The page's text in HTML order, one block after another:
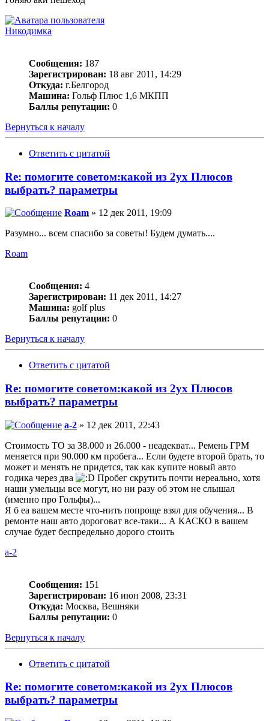
Никодимка
Сообщения: 187
Зарегистрирован: 18 авг 2011, 14:29
Откуда: г.Белгород
Машина: Гольф Плюс 1,6 МКПП
Баллы репутации: 0
Вернуться к началу
Ответить с цитатой
Re: помогите советом:какой из 2ух Плюсов
выбрать? параметры
Roam » 12 дек 2011, 19:09
Разумно... всем спасибо за советы! Будем думать....
Roam
Сообщения: 4
Зарегистрирован: 11 дек 2011, 14:27
Машина: golf plus
Баллы репутации: 0
Вернуться к началу
Ответить с цитатой
Re: помогите советом:какой из 2ух Плюсов
выбрать? параметры
a-2 » 12 дек 2011, 22:43
Стоимость ТО за 38.000 и 26.000 - неадекват... Ремень ГРМ
меняется при 90.000 км пробега... Если будете второй брать, то
может и менять не придется, так как купите новый авто
годика через два
Пробег скрутить почти нереально, хотя
наши умельцы все могут, но ни разу об этом не слышал
(именно про Гольфы)...
Я б еа вашем месте что-нить попроще взял для обучения... В
ремонте наш авто дороговат все-таки... А КАСКО в вашем
случае будет беспредельно дорого стоить
a-2
Сообщения: 151
Зарегистрирован: 16 июн 2008, 23:31
Откуда: Москва, Вешняки
Баллы репутации: 0
Вернуться к началу
Ответить с цитатой
Re: помогите советом:какой из 2ух Плюсов
выбрать? параметры